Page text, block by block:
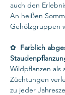
auch den
An heißen
Gehölzgruppen
✿ Farblich
Wildpflanzen als
Züchtungen
zu jeder